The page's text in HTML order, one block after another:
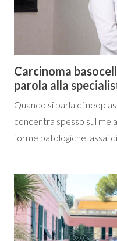
Carcinoma
parola alla
Quando si parla di
concentra spesso sul
forme patologiche, assai